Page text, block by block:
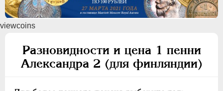
viewcoins
Разновидности и цена 1 пенни
Александра 2 (для финляндии)
ПEТР I 1699 - 1725
ЕКАТЕРИНА I
АННА ИОАННОВНА 1730-1740
ИОАНН АНТОНОВИЧ 1740-1741